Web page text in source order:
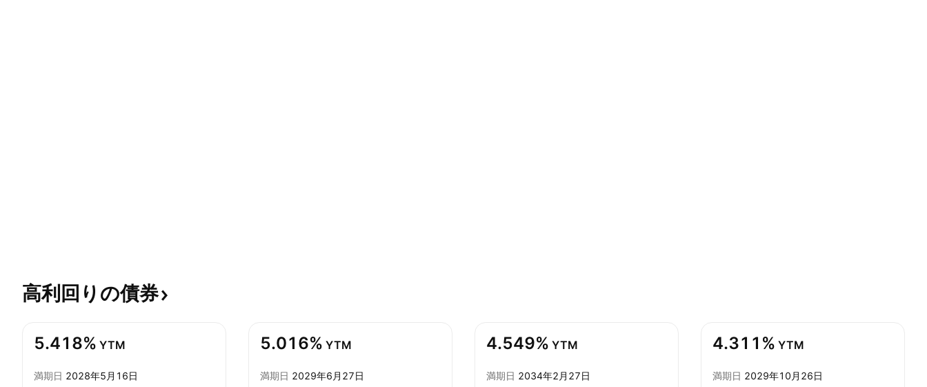
高利回りの債券
5.418% YTM
満期日 2028年5月16日
5.016% YTM
満期日 2029年6月27日
4.549% YTM
満期日 2034年2月27日
4.311% YTM
満期日 2029年10月26日